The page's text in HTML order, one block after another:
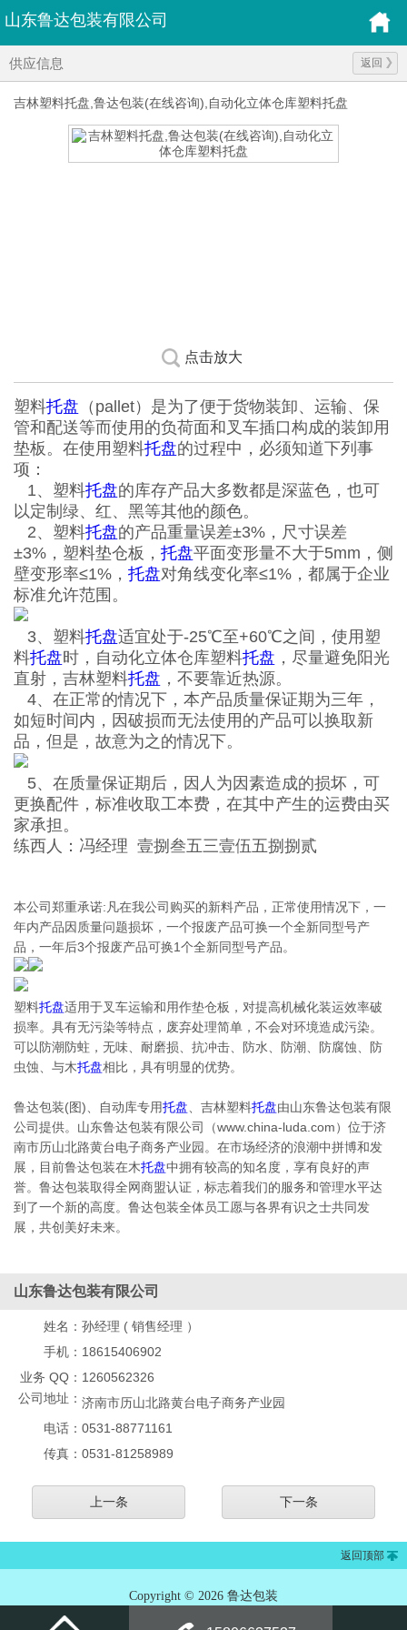
山东鲁达包装有限公司
供应信息 返回
吉林塑料托盘,鲁达包装(在线咨询),自动化立体仓库塑料托盘
点击放大
塑料托盘 （pallet）是为了便于货物装卸、运输、保
管和配送等而使用的负荷面和叉车插口构成的装卸用
垫板。在使用塑料托盘的过程中，必须知道下列事
项：
1、塑料托盘的库存产品大多数都是深蓝色，也可
以定制绿、红、黑等其他的颜色。
2、塑料托盘的产品重量误差±3%，尺寸误差
±3%，塑料垫仓板， 托盘平面变形量不大于5mm，侧
壁变形率≤1%， 托盘对角线变化率≤1%，都属于企业
标准允许范围。
3、塑料托盘适宜处于-25℃至+60℃之间，使用塑
料托盘时，自动化立体仓库塑料托盘 ，尽量避免阳光
直射，吉林塑料托盘 ，不要靠近热源。
4、在正常的情况下，本产品质量保证期为三年，
如短时间内，因破损而无法使用的产品可以换取新
品，但是，故意为之的情况下。
5、在质量保证期后，因人为因素造成的损坏，可
更换配件，标准收取工本费，在其中产生的运费由买
家承担。
练西人：冯经理 壹捌叁五三壹伍五捌捌贰
本公司郑重承诺:凡在我公司购买的新料产品，正常使用情况下，一
年内产品因质量问题损坏，一个报废产品可换一个全新同型号产
品，一年后3个报废产品可换1个全新同型号产品。
塑料托盘适用于叉车运输和用作垫仓板，对提高机械化装运效率破
损率。具有无污染等特点，废弃处理简单，不会对环境造成污染。
可以防潮防蛀，无味、耐磨损、抗冲击、防水、防潮、防腐蚀、防
虫蚀、与木托盘相比，具有明显的优势。
鲁达包装(图)、自动库专用托盘 、吉林塑料托盘由山东鲁达包装有限
公司提供。山东鲁达包装有限公司（www.china-luda.com）位于济
南市历山北路黄台电子商务产业园。在市场经济的浪潮中拼博和发
展，目前鲁达包装在木托盘中拥有较高的知名度，享有良好的声
誉。鲁达包装取得全网商盟认证，标志着我们的服务和管理水平达
到了一个新的高度。鲁达包装全体员工愿与各界有识之士共同发
展，共创美好未来。
山东鲁达包装有限公司
姓名： 孙经理 ( 销售经理 ）
手机： 18615406902
业务 QQ： 1260562326
公司地址： 济南市历山北路黄台电子商务产业园
电话： 0531-88771161
传真： 0531-81258989
上一条 下一条
返回顶部
Copyright © 2026 鲁达包装